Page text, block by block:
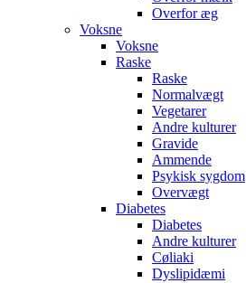
Overfor æg
Voksne
Voksne
Raske
Raske
Normalvægt
Vegetarer
Andre kulturer
Gravide
Ammende
Psykisk sygdom
Overvægt
Diabetes
Diabetes
Andre kulturer
Cøliaki
Dyslipidæmi